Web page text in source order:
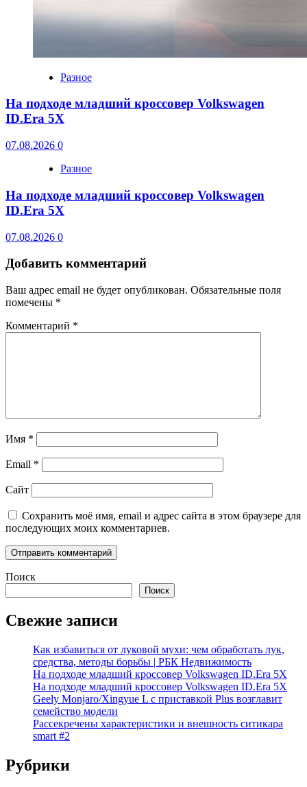
Разное
На подходе младший кроссовер Volkswagen
ID.Era 5X
07.08.2026 0
Разное
На подходе младший кроссовер Volkswagen
ID.Era 5X
07.08.2026 0
Добавить комментарий
Ваш адрес email не будет опубликован. Обязательные поля
помечены *
Комментарий *
Имя *
Email *
Сайт
Сохранить моё имя, email и адрес сайта в этом браузере для
последующих моих комментариев.
Поиск
Поиск
Свежие записи
Как избавиться от луковой мухи: чем обработать лук,
средства, методы борьбы | РБК Недвижимость
На подходе младший кроссовер Volkswagen ID.Era 5X
На подходе младший кроссовер Volkswagen ID.Era 5X
Geely Monjaro/Xingyue L с приставкой Plus возглавит
семейство модели
Рассекречены характеристики и внешность ситикара
smart #2
Рубрики